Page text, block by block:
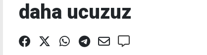
daha ucuzuz